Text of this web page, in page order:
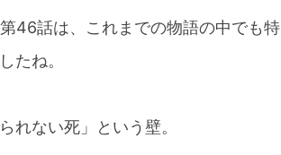
46話は、これまでの物語の中でも特
たね。
れない死」という壁。